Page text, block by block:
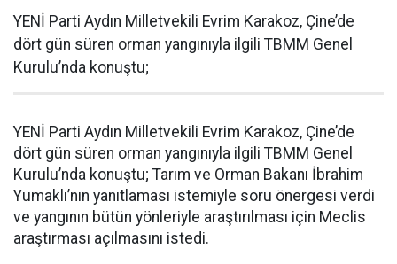
YENİ Parti Aydın Milletvekili Evrim Karakoz, Çine’de
dört gün süren orman yangınıyla ilgili TBMM Genel
Kurulu’nda konuştu;
YENİ Parti Aydın Milletvekili Evrim Karakoz, Çine’de
dört gün süren orman yangınıyla ilgili TBMM Genel
Kurulu’nda konuştu; Tarım ve Orman Bakanı İbrahim
Yumaklı’nın yanıtlaması istemiyle soru önergesi verdi
ve yangının bütün yönleriyle araştırılması için Meclis
araştırması açılmasını istedi.